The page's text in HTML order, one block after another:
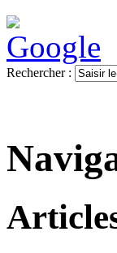
Rechercher :